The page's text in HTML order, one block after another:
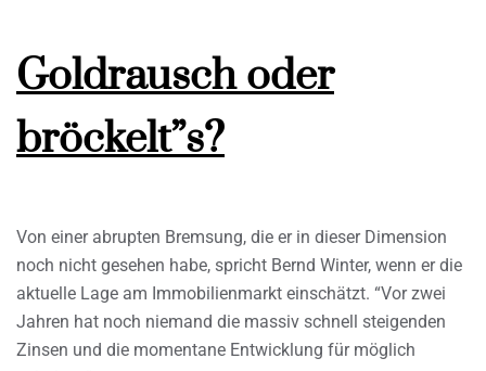
Goldrausch oder
bröckelt”s?
Von einer abrupten Bremsung, die er in dieser Dimension
noch nicht gesehen habe, spricht Bernd Winter, wenn er die
aktuelle Lage am Immobilienmarkt einschätzt. “Vor zwei
Jahren hat noch niemand die massiv schnell steigenden
Zinsen und die momentane Entwicklung für möglich